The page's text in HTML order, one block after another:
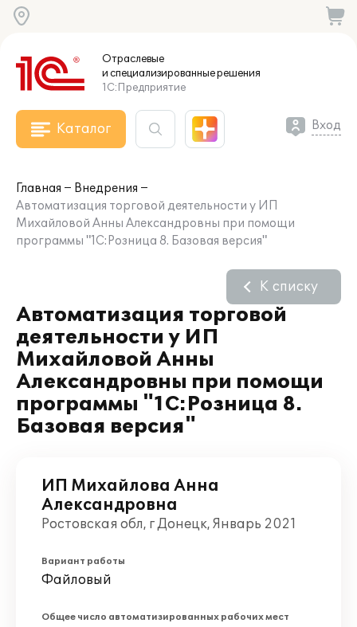
Отраслевые
и специализированныерешения
1С:Предприятие
Каталог Вход
Главная
Внедрения
Автоматизация торговой деятельности у ИП
Михайловой Анны Александровны при помощи
программы "1С:Розница 8. Базовая версия"
Автоматизация торговой
деятельности у ИП
Михайловой Анны
Александровны при помощи
программы "1С:Розница 8.
Базовая версия"
К списку
ИП Михайлова Анна
Александровна
Ростовская обл, г Донецк, Январь 2021
Вариант работы
Файловый
Общее число автоматизированных рабочих мест